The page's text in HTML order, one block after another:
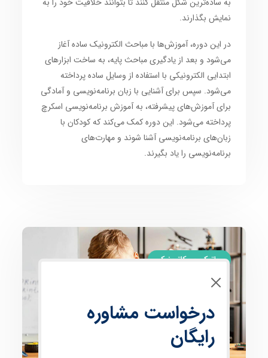
نمایش بگذارند.
در این دوره، آموزش‌ها با مباحث الکترونیک ساده آغاز
می‌شود و بعد از یادگیری مباحث پایه، به ساخت ابزارهای
ابتدایی الکترونیکی با استفاده از وسایل ساده پرداخته
می‌شود. سپس برای آشنایی با زبان برنامه‌نویسی و آمادگی
برای آموزش‌های پیشرفته، به آموزش برنامه‌نویسی اسکرچ
پرداخته می‌شود. این دوره کمک می‌کند که کودکان با
زبان‌های برنامه‌نویسی آشنا شوند و مهارت‌های
برنامه‌نویسی را یاد بگیرند.
رباتیک و مکاترونیک
درخواست مشاوره
رایگان